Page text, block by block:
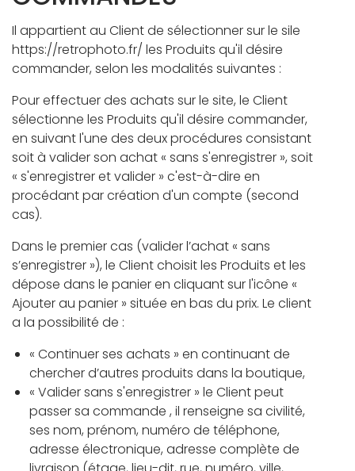
Il appartient au Client de sélectionner sur le sile
https://retrophoto.fr/ les Produits qu'il désire
commander, selon les modalités suivantes :
Pour effectuer des achats sur le site, le Client
sélectionne les Produits qu'il désire commander,
en suivant l'une des deux procédures consistant
soit à valider son achat « sans s'enregistrer », soit
« s'enregistrer et valider » c'est-à-dire en
procédant par création d'un compte (second
cas).
Dans le premier cas (valider l’achat « sans
s’enregistrer »), le Client choisit les Produits et les
dépose dans le panier en cliquant sur l'icône «
Ajouter au panier » située en bas du prix. Le client
a la possibilité de :
« Continuer ses achats » en continuant de
chercher d’autres produits dans la boutique,
« Valider sans s'enregistrer » le Client peut
passer sa commande , il renseigne sa civilité,
ses nom, prénom, numéro de téléphone,
adresse électronique, adresse complète de